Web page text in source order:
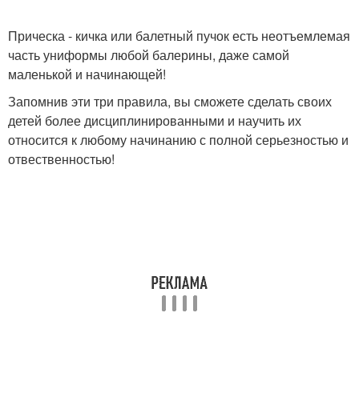
Прическа - кичка или балетный пучок есть неотъемлемая
часть униформы любой балерины, даже самой
маленькой и начинающей!
Запомнив эти три правила, вы сможете сделать своих
детей более дисциплинированными и научить их
относится к любому начинанию с полной серьезностью и
отвественностью!